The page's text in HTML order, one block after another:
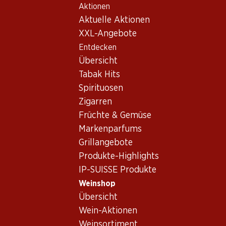
Aktionen
Aktuelle Aktionen
XXL-Angebote
Entdecken
Übersicht
Tabak Hits
Spirituosen
Zigarren
Früchte & Gemüse
Markenparfums
Grillangebote
Produkte-Highlights
IP-SUISSE Produkte
Weinshop
Übersicht
Wein-Aktionen
Wein/Champagner
Wallis
Le Moineau Dôle Blanche du Valais AOC
Vorderseite Rückseite